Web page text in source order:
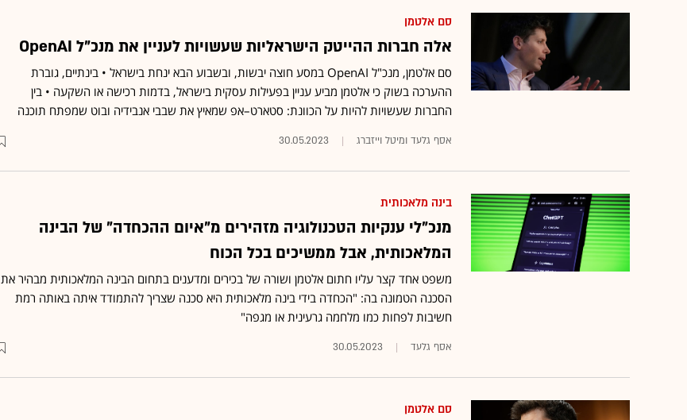
סם אלטמן
אלה חברות ההייטק הישראליות שעשויות לעניין את מנכ"ל OpenAI
סם אלטמן, מנכ"ל OpenAI במסע חוצה יבשות, ובשבוע הבא ינחת בישראל • בינתיים, גוברת
ההערכה בשוק כי אלטמן מביע עניין בפעילות עסקית בישראל, בדמות רכישה או השקעה • בין
החברות שעשויות להיות על הכוונת: סטארט–אפ שמאיץ את שבבי אנבידיה ובוט שמפתח תוכנה
אסף גלעד ומיטל וייזברג 30.05.2023
בינה מלאכותית
מנכ"לי ענקיות הטכנולוגיה מזהירים מ"איום ההכחדה" של הבינה
המלאכותית, אבל ממשיכים בכל הכוח
משפט אחד קצר עליו חתום אלטמן ושורה של בכירים ומדענים בתחום הבינה המלאכותית מבהיר את
הסכנה הטמונה בה: "הכחדה בידי בינה מלאכותית היא סכנה שצריך להתמודד איתה באותה רמת
חשיבות לפחות כמו מלחמה גרעינית או מגפה"
אסף גלעד 30.05.2023
סם אלטמן